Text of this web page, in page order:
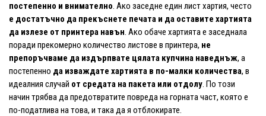
постепенно и внимателно. Ако заседне един лист хартия, често
е достатъчно да прекъснете печата и да оставите хартията
да излезе от принтера навън. Ако обаче хартията е заседнала
поради прекомерно количество листове в принтера, не
препоръчваме да издърпвате цялата купчина наведнъж, а
постепенно да изваждате хартията в по-малки количества, в
идеалния случай от средата на пакета или отдолу. По този
начин трябва да предотвратите повреда на горната част, която е
по-податлива на това, и така да я отблокирате.